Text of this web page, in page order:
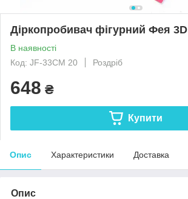
Діркопробивач фігурний Фея 3D
В наявності
Код: JF-33CM 20
Роздріб
648 ₴
Купити
Опис Характеристики Доставка
Опис